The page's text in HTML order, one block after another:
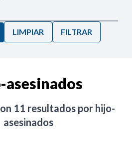
LIMPIAR FILTRAR
asesinados
11 resultados por hijo-
asesinados